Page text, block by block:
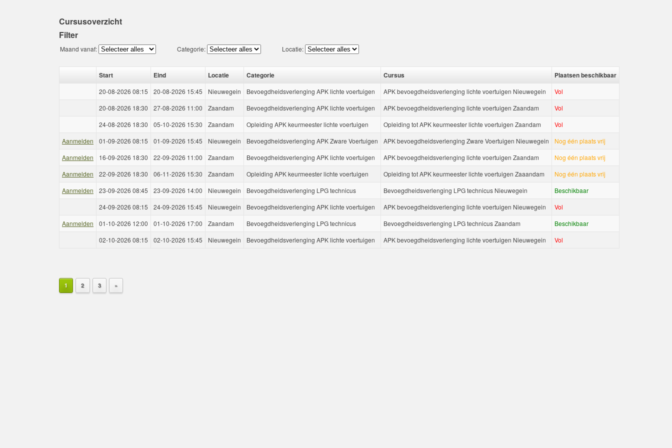
Cursusoverzicht
Filter
Maand vanaf: Categorie: Locatie:
Start Eind Locatie Categorie Cursus Plaatsen beschikbaar
20-08-2026 08:15 20-08-2026 15:45 Nieuwegein Bevoegdheidsverlenging APK lichte voertuigen APK bevoegdheidsverlenging lichte voertuigen Nieuwegein
Vol
20-08-2026 18:30
27-08-2026 11:00 Zaandam Bevoegdheidsverlenging APK lichte voertuigen APK bevoegdheidsverlenging lichte voertuigen Zaandam
Vol
24-08-2026 18:30
05-10-2026 15:30 Zaandam Opleiding APK keurmeester lichte voertuigen Opleiding tot APK keurmeester lichte voertuigen Zaandam
Vol
Aanmelden
01-09-2026 08:15 01-09-2026 15:45 Nieuwegein Bevoegdheidsverlenging APK Zware Voertuigen APK bevoegdheidsverlenging Zware Voertuigen Nieuwegein
Nog één plaats vrij
Aanmelden
16-09-2026 18:30 22-09-2026 11:00 Zaandam Bevoegdheidsverlenging APK lichte voertuigen APK bevoegdheidsverlenging lichte voertuigen Zaandam
Nog één plaats vrij
Aanmelden
22-09-2026 18:30 06-11-2026 15:30 Zaandam Opleiding APK keurmeester lichte voertuigen Opleiding tot APK keurmeester lichte voertuigen Zaaandam
Nog één plaats vrij
Aanmelden
23-09-2026 08:45 23-09-2026 14:00 Nieuwegein Bevoegdheidsverlenging LPG technicus Bevoegdheidsverlenging LPG technicus Nieuwegein
Beschikbaar
24-09-2026 08:15
24-09-2026 15:45 Nieuwegein Bevoegdheidsverlenging APK lichte voertuigen APK bevoegdheidsverlenging lichte voertuigen Nieuwegein
Vol
Aanmelden
01-10-2026 12:00 01-10-2026 17:00 Zaandam Bevoegdheidsverlenging LPG technicus Bevoegdheidsverlenging LPG technicus Zaandam
Beschikbaar
02-10-2026 08:15
02-10-2026 15:45 Nieuwegein Bevoegdheidsverlenging APK lichte voertuigen APK bevoegdheidsverlenging lichte voertuigen Nieuwegein Vol
1 2 3 »